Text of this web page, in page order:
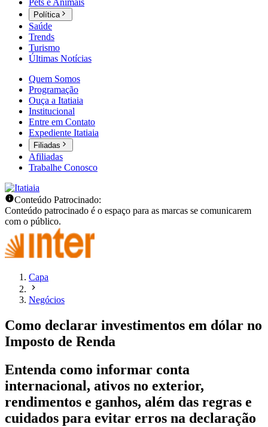
Política
Saúde
Trends
Turismo
Últimas Notícias
Quem Somos
Programação
Ouça a Itatiaia
Institucional
Entre em Contato
Expediente Itatiaia
Filiadas
Afiliadas
Trabalhe Conosco
Conteúdo Patrocinado:
Conteúdo patrocinado é o espaço para as marcas se comunicarem
com o público.
Capa
Negócios
Como declarar investimentos em dólar no
Imposto de Renda
Entenda como informar conta
internacional, ativos no exterior,
rendimentos e ganhos, além das regras e
cuidados para evitar erros na declaração